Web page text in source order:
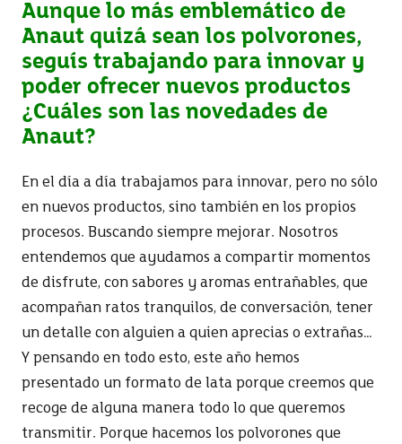
Aunque lo más emblemático de
Anaut quizá sean los polvorones,
seguís trabajando para innovar y
poder ofrecer nuevos productos
¿Cuáles son las novedades de
Anaut?
En el día a día trabajamos para innovar, pero no sólo
en nuevos productos, sino también en los propios
procesos. Buscando siempre mejorar. Nosotros
entendemos que ayudamos a compartir momentos
de disfrute, con sabores y aromas entrañables, que
acompañan ratos tranquilos, de conversación, tener
un detalle con alguien a quien aprecias o extrañas…
Y pensando en todo esto, este año hemos
presentado un formato de lata porque creemos que
recoge de alguna manera todo lo que queremos
transmitir. Porque hacemos los polvorones que